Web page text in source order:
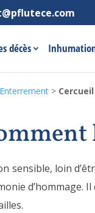
décès
Enterrement > Cercueil
sensible, loin
d’hommage.